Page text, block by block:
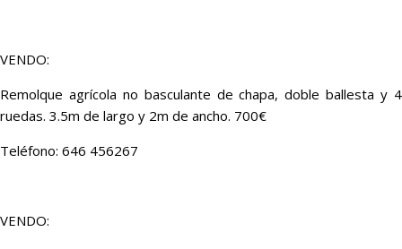
VENDO:
Remolque agrícola no basculante de chapa, doble ballesta y 4
ruedas. 3.5m de largo y 2m de ancho. 700€
Teléfono: 646 456267
VENDO: